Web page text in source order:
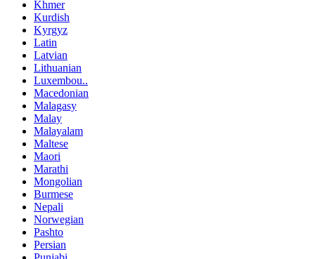
Khmer
Kurdish
Kyrgyz
Latin
Latvian
Lithuanian
Luxembou..
Macedonian
Malagasy
Malay
Malayalam
Maltese
Maori
Marathi
Mongolian
Burmese
Nepali
Norwegian
Pashto
Persian